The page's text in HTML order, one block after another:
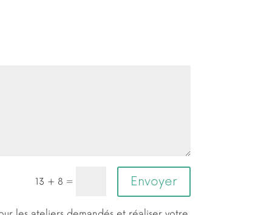
13 + 8 = Envoyer